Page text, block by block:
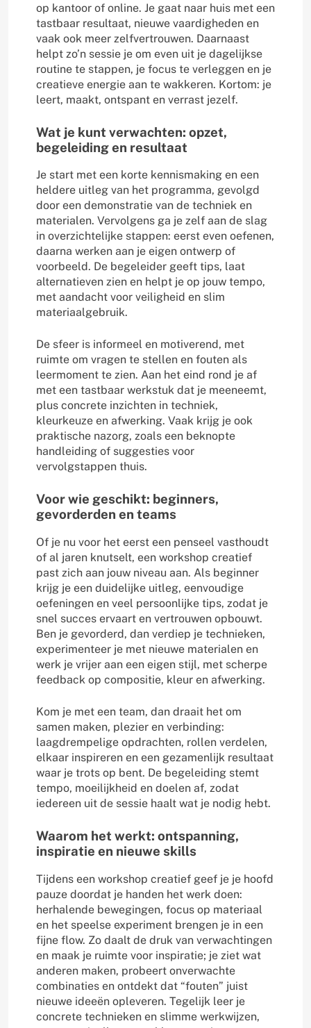
op kantoor of online. Je gaat naar huis met een
tastbaar resultaat, nieuwe vaardigheden en
vaak ook meer zelfvertrouwen. Daarnaast
helpt zo’n sessie je om even uit je dagelijkse
routine te stappen, je focus te verleggen en je
creatieve energie aan te wakkeren. Kortom: je
leert, maakt, ontspant en verrast jezelf.
Wat je kunt verwachten: opzet,
begeleiding en resultaat
Je start met een korte kennismaking en een
heldere uitleg van het programma, gevolgd
door een demonstratie van de techniek en
materialen. Vervolgens ga je zelf aan de slag
in overzichtelijke stappen: eerst even oefenen,
daarna werken aan je eigen ontwerp of
voorbeeld. De begeleider geeft tips, laat
alternatieven zien en helpt je op jouw tempo,
met aandacht voor veiligheid en slim
materiaalgebruik.
De sfeer is informeel en motiverend, met
ruimte om vragen te stellen en fouten als
leermoment te zien. Aan het eind rond je af
met een tastbaar werkstuk dat je meeneemt,
plus concrete inzichten in techniek,
kleurkeuze en afwerking. Vaak krijg je ook
praktische nazorg, zoals een beknopte
handleiding of suggesties voor
vervolgstappen thuis.
Voor wie geschikt: beginners,
gevorderden en teams
Of je nu voor het eerst een penseel vasthoudt
of al jaren knutselt, een workshop creatief
past zich aan jouw niveau aan. Als beginner
krijg je een duidelijke uitleg, eenvoudige
oefeningen en veel persoonlijke tips, zodat je
snel succes ervaart en vertrouwen opbouwt.
Ben je gevorderd, dan verdiep je technieken,
experimenteer je met nieuwe materialen en
werk je vrijer aan een eigen stijl, met scherpe
feedback op compositie, kleur en afwerking.
Kom je met een team, dan draait het om
samen maken, plezier en verbinding:
laagdrempelige opdrachten, rollen verdelen,
elkaar inspireren en een gezamenlijk resultaat
waar je trots op bent. De begeleiding stemt
tempo, moeilijkheid en doelen af, zodat
iedereen uit de sessie haalt wat je nodig hebt.
Waarom het werkt: ontspanning,
inspiratie en nieuwe skills
Tijdens een workshop creatief geef je je hoofd
pauze doordat je handen het werk doen:
herhalende bewegingen, focus op materiaal
en het speelse experiment brengen je in een
fijne flow. Zo daalt de druk van verwachtingen
en maak je ruimte voor inspiratie; je ziet wat
anderen maken, probeert onverwachte
combinaties en ontdekt dat “fouten” juist
nieuwe ideeën opleveren. Tegelijk leer je
concrete technieken en slimme werkwijzen,